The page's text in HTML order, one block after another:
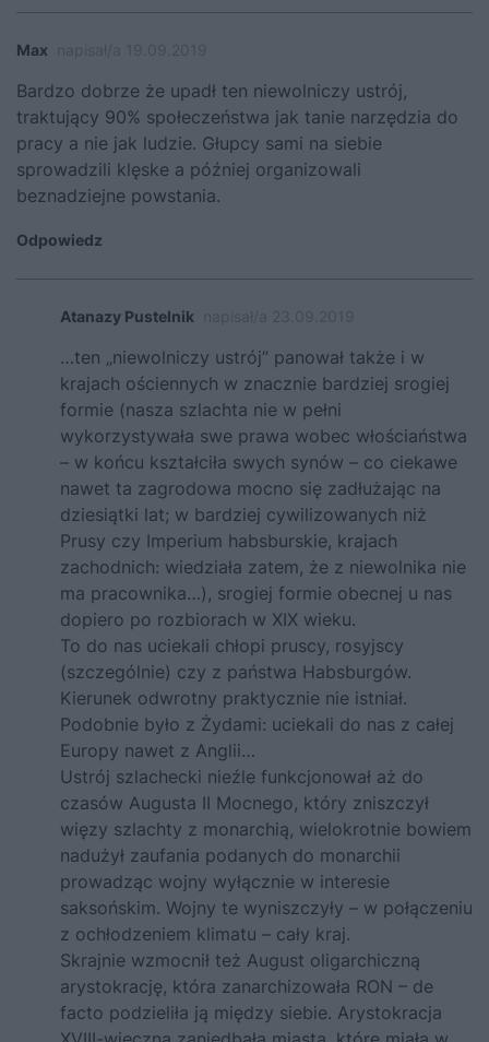
Max
Bardzo dobrze że upadł ten niewolniczy ustrój,
traktujący 90% społeczeństwa jak tanie narzędzia do
pracy a nie jak ludzie. Głupcy sami na siebie
sprowadzili klęske a później organizowali
beznadziejne powstania.
Odpowiedz
Atanazy Pustelnik
…ten „niewolniczy ustrój” panował także i w
krajach ościennych w znacznie bardziej srogiej
formie (nasza szlachta nie w pełni
wykorzystywała swe prawa wobec włościaństwa
– w końcu kształciła swych synów – co ciekawe
nawet ta zagrodowa mocno się zadłużając na
dziesiątki lat; w bardziej cywilizowanych niż
Prusy czy Imperium habsburskie, krajach
zachodnich: wiedziała zatem, że z niewolnika nie
ma pracownika…), srogiej formie obecnej u nas
dopiero po rozbiorach w XIX wieku.
To do nas uciekali chłopi pruscy, rosyjscy
(szczególnie) czy z państwa Habsburgów.
Kierunek odwrotny praktycznie nie istniał.
Podobnie było z Żydami: uciekali do nas z całej
Europy nawet z Anglii…
Ustrój szlachecki nieźle funkcjonował aż do
czasów Augusta II Mocnego, który zniszczył
więzy szlachty z monarchią, wielokrotnie bowiem
nadużył zaufania podanych do monarchii
prowadząc wojny wyłącznie w interesie
saksońskim. Wojny te wyniszczyły – w połączeniu
z ochłodzeniem klimatu – cały kraj.
Skrajnie wzmocnił też August oligarchiczną
arystokrację, która zanarchizowała RON – de
facto podzieliła ją między siebie. Arystokracja